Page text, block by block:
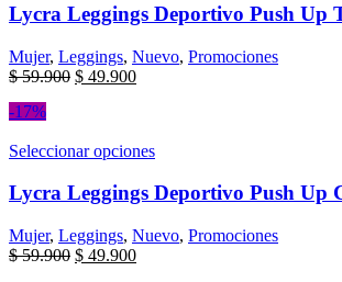
Lycra Leggings Deportivo Push Up
Mujer, Leggings, Nuevo, Promociones
$59.900 $ 49.900
-17%
Seleccionar opciones
Lycra Leggings Deportivo Push Up
Mujer, Leggings, Nuevo, Promociones
$59.900 $ 49.900